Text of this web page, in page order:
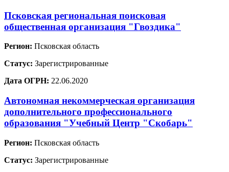
Псковская региональная поисковая
общественная организация "Гвоздика"
Регион: Псковская область
Статус: Зарегистрированные
Дата ОГРН: 22.06.2020
Автономная некоммерческая организация
дополнительного профессионального
образования "Учебный Центр "Скобарь"
Регион: Псковская область
Статус: Зарегистрированные